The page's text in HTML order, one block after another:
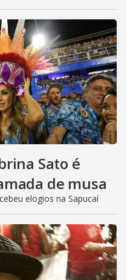
Sato é
de musa
elogios na Sapucaí